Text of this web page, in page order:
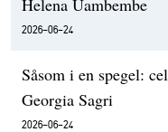
Helena Uambembe
2026-06-24
Såsom i en spegel:
Georgia Sagri
2026-06-24